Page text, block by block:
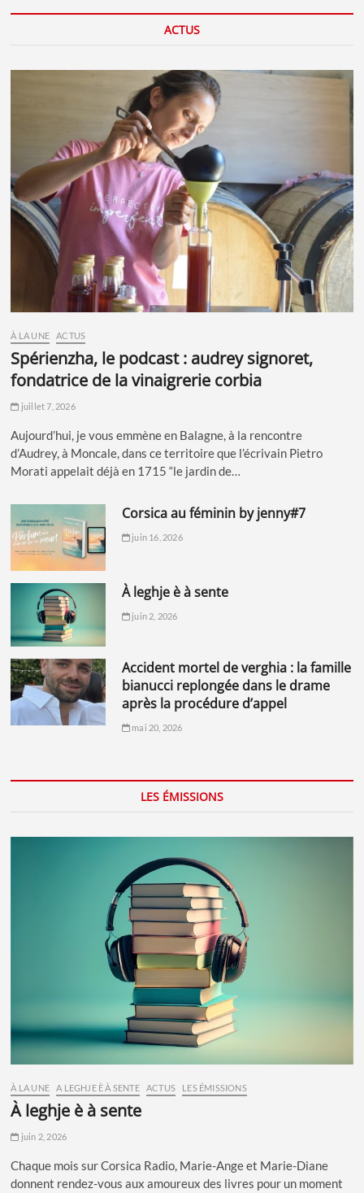
ACTUS
À LA UNE ACTUS
spérienzha, le podcast : audrey signoret,
fondatrice de la vinaigrerie corbia
juillet 7, 2026
Aujourd’hui, je vous emmène en Balagne, à la rencontre
d’Audrey, à Moncale, dans ce territoire que l’écrivain Pietro
Morati appelait déjà en 1715 “le jardin de…
corsica au féminin by jenny#7
juin 16, 2026
à leghje è à sente
juin 2, 2026
accident mortel de verghia : la famille
bianucci replongée dans le drame
après la procédure d’appel
mai 20, 2026
LES ÉMISSIONS
À LA UNE A LEGHJE È À SENTE ACTUS LES ÉMISSIONS
à leghje è à sente
juin 2, 2026
Chaque mois sur Corsica Radio, Marie-Ange et Marie-Diane
donnent rendez-vous aux amoureux des livres pour un moment